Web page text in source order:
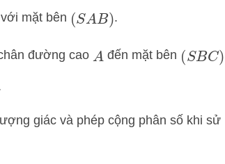
mặt bên (SAB) .
đường cao A đến mặt bên (SBC)
giác và phép cộng phân số khi sử